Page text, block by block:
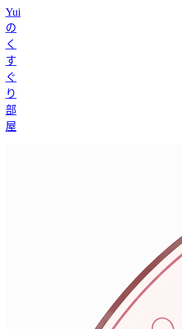
Yui
の
く
す
ぐ
り
部
屋